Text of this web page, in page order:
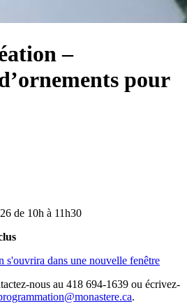
–
pour
de 10h à 11h30
s'ouvrira dans une nouvelle fenêtre
nous au 418 694-1639 ou écrivez-
.